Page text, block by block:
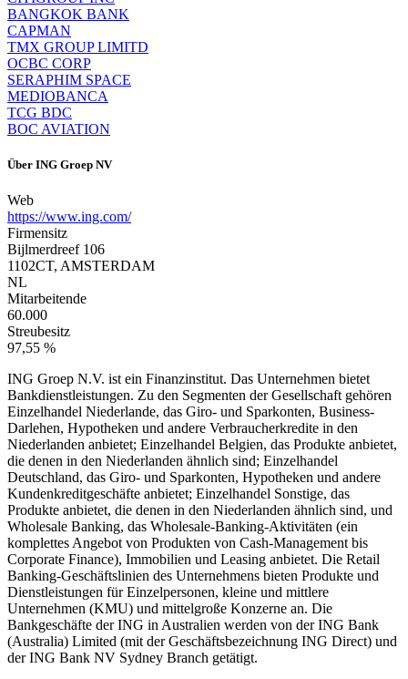
BANGKOK BANK
CAPMAN
TMX GROUP LIMITD
OCBC CORP
SERAPHIM SPACE
MEDIOBANCA
TCG BDC
BOC AVIATION
Über ING Groep NV
Web
https://www.ing.com/
Firmensitz
Bijlmerdreef 106
1102CT, AMSTERDAM
NL
Mitarbeitende
60.000
Streubesitz
97,55 %
ING Groep N.V. ist ein Finanzinstitut. Das Unternehmen bietet
Bankdienstleistungen. Zu den Segmenten der Gesellschaft gehören
Einzelhandel Niederlande, das Giro- und Sparkonten, Business-
Darlehen, Hypotheken und andere Verbraucherkredite in den
Niederlanden anbietet; Einzelhandel Belgien, das Produkte anbietet,
die denen in den Niederlanden ähnlich sind; Einzelhandel
Deutschland, das Giro- und Sparkonten, Hypotheken und andere
Kundenkreditgeschäfte anbietet; Einzelhandel Sonstige, das
Produkte anbietet, die denen in den Niederlanden ähnlich sind, und
Wholesale Banking, das Wholesale-Banking-Aktivitäten (ein
komplettes Angebot von Produkten von Cash-Management bis
Corporate Finance), Immobilien und Leasing anbietet. Die Retail
Banking-Geschäftslinien des Unternehmens bieten Produkte und
Dienstleistungen für Einzelpersonen, kleine und mittlere
Unternehmen (KMU) und mittelgroße Konzerne an. Die
Bankgeschäfte der ING in Australien werden von der ING Bank
(Australia) Limited (mit der Geschäftsbezeichnung ING Direct) und
der ING Bank NV Sydney Branch getätigt.